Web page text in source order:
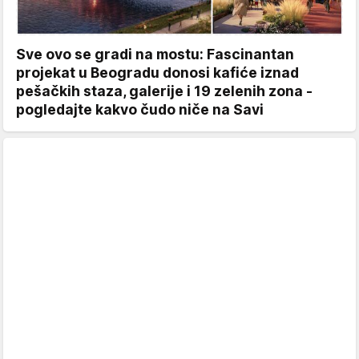
Sve ovo se gradi na mostu: Fascinantan
projekat u Beogradu donosi kafiće iznad
pešačkih staza, galerije i 19 zelenih zona -
pogledajte kakvo čudo niče na Savi